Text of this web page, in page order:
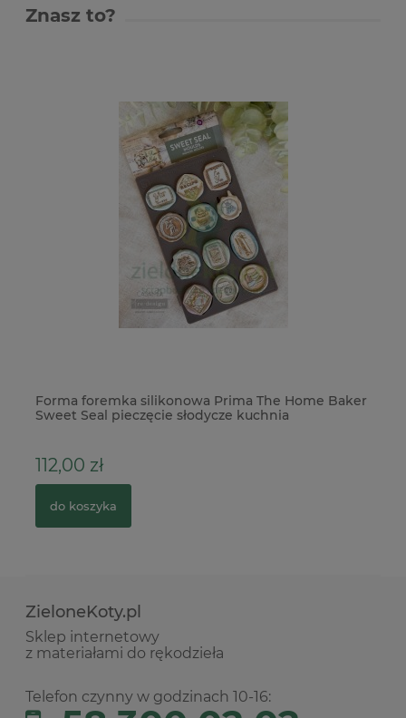
Znasz to?
Forma foremka silikonowa Prima The Home Baker
Sweet Seal pieczęcie słodycze kuchnia
112,00 zł
do koszyka
ZieloneKoty.pl
Sklep internetowy
z materiałami do rękodzieła
Telefon czynny w godzinach 10-16: